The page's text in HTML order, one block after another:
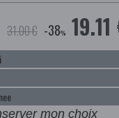
31.00 € -38%
mon choix